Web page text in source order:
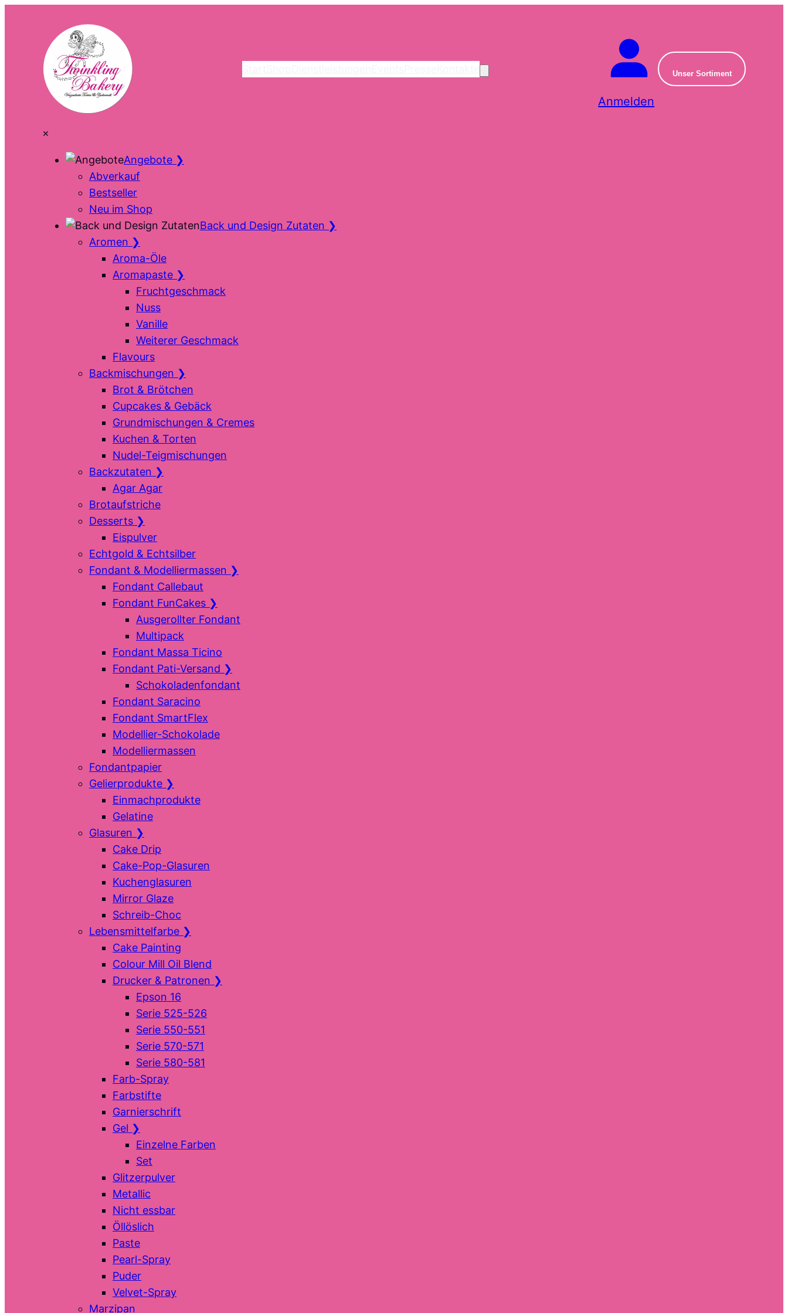
Kontakte
Anmelden
Unser Sortiment
×
Angebote ❯
Abverkauf
Bestseller
Neu im Shop
Back und Design Zutaten ❯
Aromen ❯
Aroma-Öle
Aromapaste ❯
Fruchtgeschmack
Nuss
Vanille
Weiterer Geschmack
Flavours
Backmischungen ❯
Brot & Brötchen
Cupcakes & Gebäck
Grundmischungen & Cremes
Kuchen & Torten
Nudel-Teigmischungen
Backzutaten ❯
Agar Agar
Brotaufstriche
Desserts ❯
Eispulver
Echtgold & Echtsilber
Fondant & Modelliermassen ❯
Fondant Callebaut
Fondant FunCakes ❯
Ausgerollter Fondant
Multipack
Fondant Massa Ticino
Fondant Pati-Versand ❯
Schokoladenfondant
Fondant Saracino
Fondant SmartFlex
Modellier-Schokolade
Modelliermassen
Fondantpapier
Gelierprodukte ❯
Einmachprodukte
Gelatine
Glasuren ❯
Cake Drip
Cake-Pop-Glasuren
Kuchenglasuren
Mirror Glaze
Schreib-Choc
Lebensmittelfarbe ❯
Cake Painting
Colour Mill Oil Blend
Drucker & Patronen ❯
Epson 16
Serie 525-526
Serie 550-551
Serie 570-571
Serie 580-581
Farb-Spray
Farbstifte
Garnierschrift
Gel ❯
Einzelne Farben
Set
Glitzerpulver
Metallic
Nicht essbar
Öllöslich
Paste
Pearl-Spray
Puder
Velvet-Spray
Marzipan